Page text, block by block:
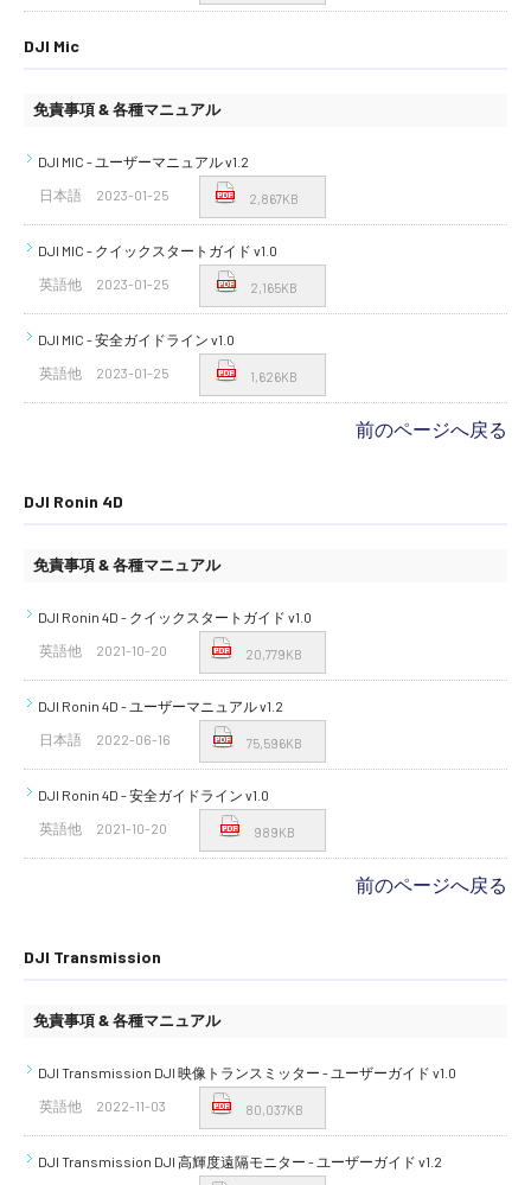
DJI Mic
免責事項 & 各種マニュアル
DJI MIC - ユーザーマニュアル v1.2
日本語
2023-01-25 2,867KB
DJI MIC - クイックスタートガイド v1.0
英語他
2023-01-25 2,165KB
DJI MIC - 安全ガイドライン v1.0
英語他
2023-01-25 1,626KB
前のページへ戻る
DJI Ronin 4D
免責事項 & 各種マニュアル
DJI Ronin 4D - クイックスタートガイド v1.0
英語他
2021-10-20 20,779KB
DJI Ronin 4D - ユーザーマニュアル v1.2
日本語
2022-06-16 75,596KB
DJI Ronin 4D - 安全ガイドライン v1.0
英語他
2021-10-20 989KB
前のページへ戻る
DJI Transmission
免責事項 & 各種マニュアル
DJI Transmission DJI 映像トランスミッター - ユーザーガイド v1.0
英語他
2022-11-03 80,037KB
DJI Transmission DJI 高輝度遠隔モニター - ユーザーガイド v1.2